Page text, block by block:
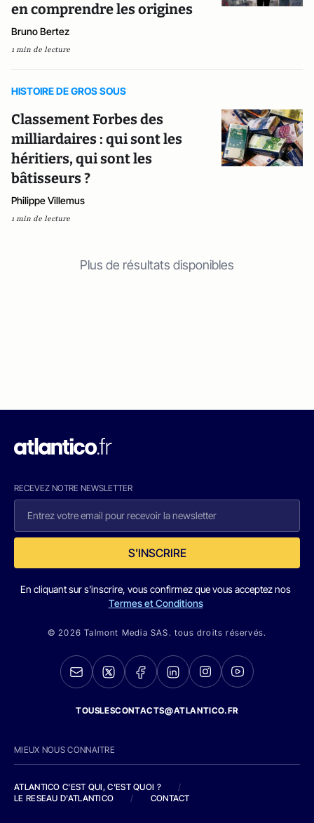
en comprendre les origines
Bruno Bertez
1 min de lecture
HISTOIRE DE GROS SOUS
Classement Forbes des
milliardaires : qui sont les
héritiers, qui sont les
bâtisseurs ?
Philippe Villemus
1 min de lecture
Plus de résultats disponibles
RECEVEZ NOTRE NEWSLETTER
S'INSCRIRE
En cliquant sur s'inscrire, vous confirmez que vous acceptez nos
Termes et Conditions
© 2026 Talmont Media SAS. tous droits réservés.
TOUSLESCONTACTS@ATLANTICO.FR
MIEUX NOUS CONNAITRE
ATLANTICO C'EST QUI, C'EST QUOI ?
/
LE RESEAU D'ATLANTICO
/ CONTACT